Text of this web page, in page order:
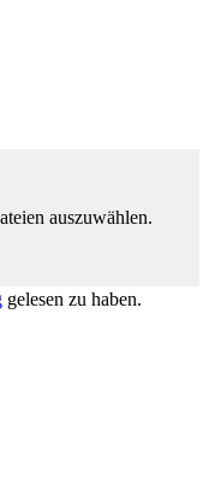
auszuwählen.
gelesen zu haben.